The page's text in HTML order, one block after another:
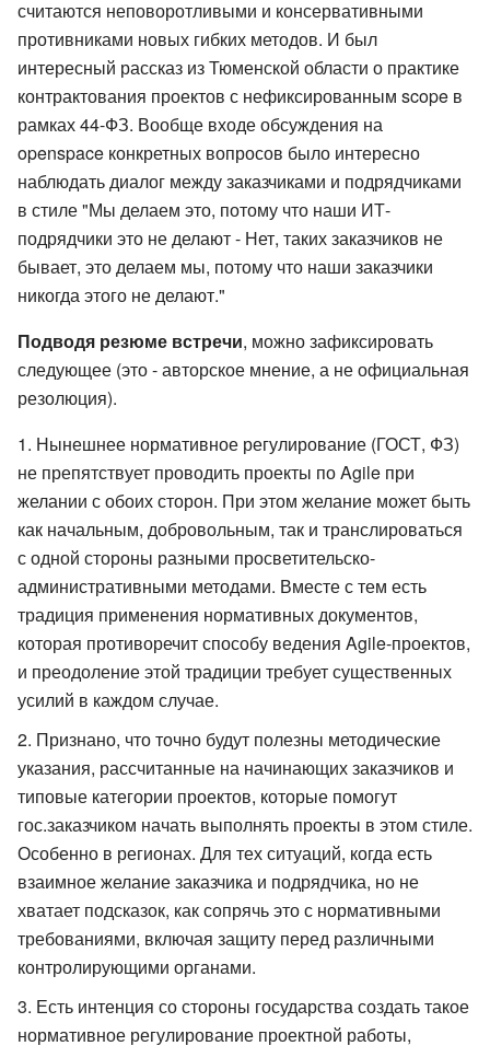
считаются неповоротливыми и консервативными
противниками новых гибких методов. И был
интересный рассказ из Тюменской области о практике
контрактования проектов с нефиксированным scope в
рамках 44-ФЗ. Вообще входе обсуждения на
openspace конкретных вопросов было интересно
наблюдать диалог между заказчиками и подрядчиками
в стиле "Мы делаем это, потому что наши ИТ-
подрядчики это не делают - Нет, таких заказчиков не
бывает, это делаем мы, потому что наши заказчики
никогда этого не делают."
Подводя резюме встречи, можно зафиксировать
следующее (это - авторское мнение, а не официальная
резолюция).
Нынешнее нормативное регулирование (ГОСТ, ФЗ)
не препятствует проводить проекты по Agile при
желании с обоих сторон. При этом желание может быть
как начальным, добровольным, так и транслироваться
с одной стороны разными просветительско-
административными методами. Вместе с тем есть
традиция применения нормативных документов,
которая противоречит способу ведения Agile-проектов,
и преодоление этой традиции требует существенных
усилий в каждом случае.
Признано, что точно будут полезны методические
указания, рассчитанные на начинающих заказчиков и
типовые категории проектов, которые помогут
гос.заказчиком начать выполнять проекты в этом стиле.
Особенно в регионах. Для тех ситуаций, когда есть
взаимное желание заказчика и подрядчика, но не
хватает подсказок, как сопрячь это с нормативными
требованиями, включая защиту перед различными
контролирующими органами.
Есть интенция со стороны государства создать такое
нормативное регулирование проектной работы,